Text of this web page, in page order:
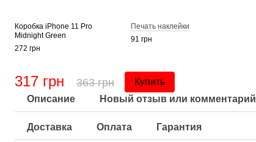
Коробка iPhone 11 Pro
Midnight Green
272 грн
Печать наклейки
91 грн
317 грн 363 грн
Купить
Описание
Новый отзыв или комментарий
Доставка Оплата Гарантия